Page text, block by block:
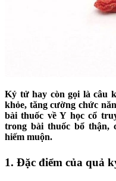
Kỷ tử hay còn gọi là câu
khỏe, tăng cường chức
bài thuốc về Y học cổ
trong bài thuốc bổ thận,
hiếm muộn.
1. Đặc điểm của quả